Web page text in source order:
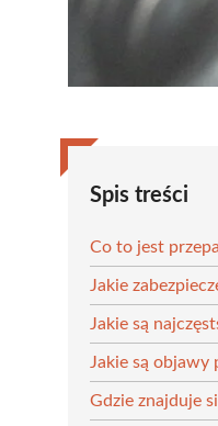
Spis treści
Co to jest
Jakie
Jakie są
Jakie są objawy
Gdzie znajduje